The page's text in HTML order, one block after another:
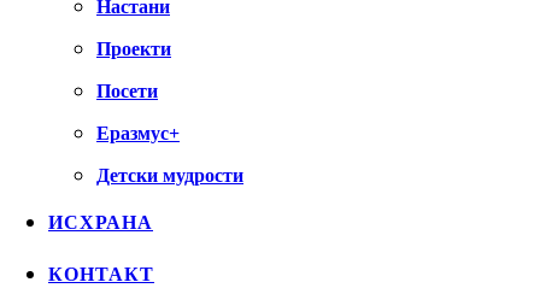
Настани
Проекти
Посети
Еразмус+
Детски мудрости
ИСХРАНА
КОНТАКТ